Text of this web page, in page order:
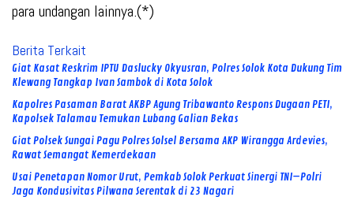
para undangan lainnya.(*)
Berita Terkait
Giat Kasat Reskrim IPTU Daslucky Okyusran, Polres Solok Kota Dukung Tim
Klewang Tangkap Ivan Sambok di Kota Solok
Kapolres Pasaman Barat AKBP Agung Tribawanto Respons Dugaan PETI,
Kapolsek Talamau Temukan Lubang Galian Bekas
Giat Polsek Sungai Pagu Polres Solsel Bersama AKP Wirangga Ardevies,
Rawat Semangat Kemerdekaan
Usai Penetapan Nomor Urut, Pemkab Solok Perkuat Sinergi TNI–Polri
Jaga Kondusivitas Pilwana Serentak di 23 Nagari